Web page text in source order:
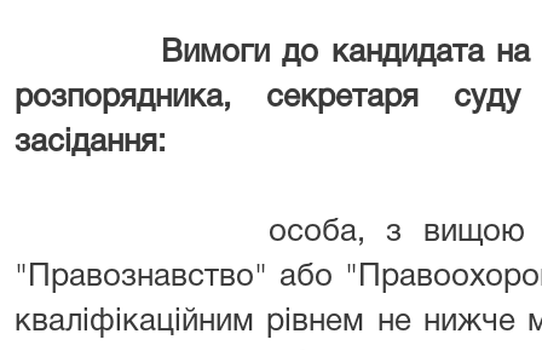
Вимоги до кандидата на
розпорядника, секретаря
засідання:
особа, з вищою
"Правознавство" або
кваліфікаційним рівнем не нижче